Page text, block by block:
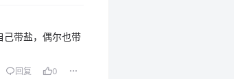
己带盐，偶尔也带
回复 0